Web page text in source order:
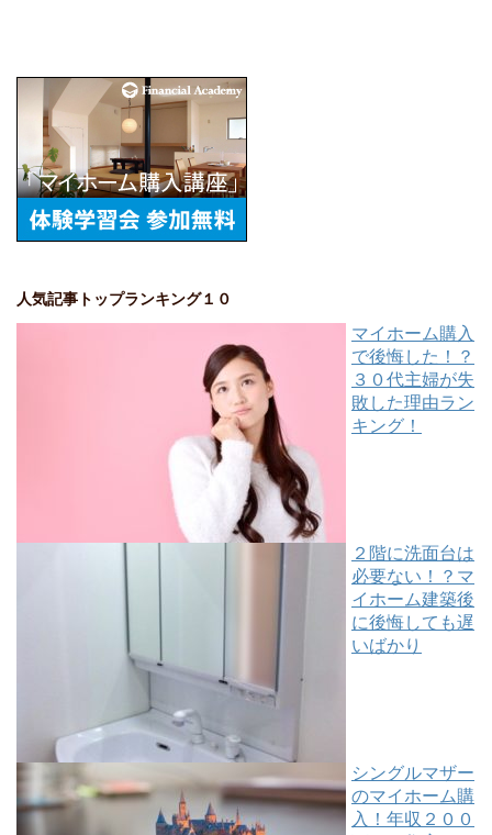
人気記事トップランキング１０
マイホーム購入
で後悔した！？
３０代主婦が失
敗した理由ラン
キング！
２階に洗面台は
必要ない！？マ
イホーム建築後
に後悔しても遅
いばかり
シングルマザー
のマイホーム購
入！年収２００